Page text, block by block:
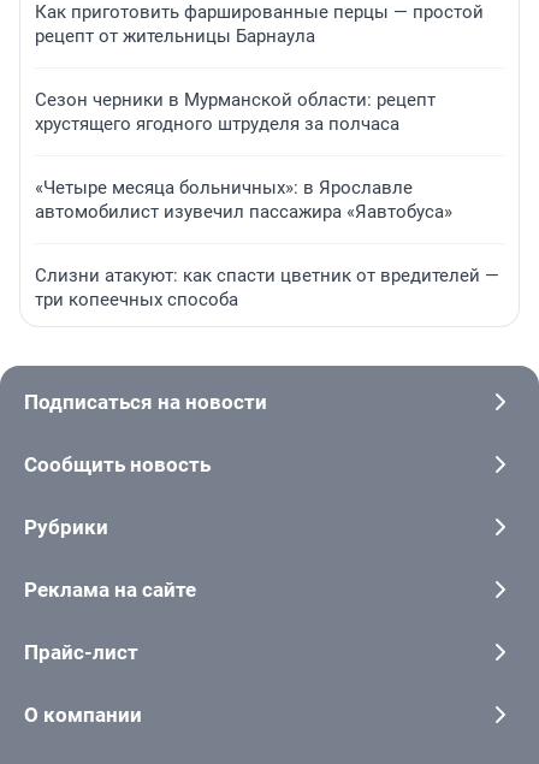
Как приготовить фаршированные перцы — простой
рецепт от жительницы Барнаула
Сезон черники в Мурманской области: рецепт
хрустящего ягодного штруделя за полчаса
«Четыре месяца больничных»: в Ярославле
автомобилист изувечил пассажира «Яавтобуса»
Слизни атакуют: как спасти цветник от вредителей —
три копеечных способа
Подписаться на новости
Сообщить новость
Рубрики
Реклама на сайте
Прайс-лист
О компании